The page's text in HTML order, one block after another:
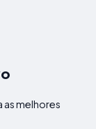
as melhores